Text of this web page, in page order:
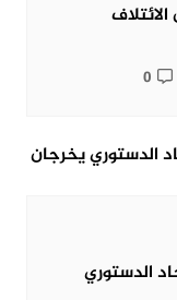
0
الدستوري